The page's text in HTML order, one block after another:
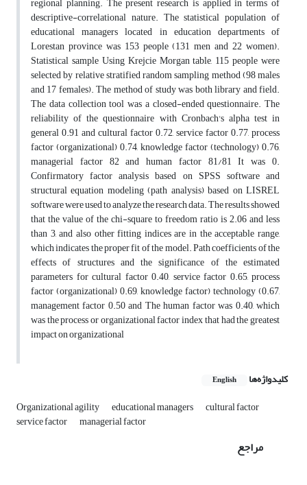
descriptive-correlational nature. The statistical population of
educational managers located in education departments of
Lorestan province was 153 people (131 men and 22 women).
Statistical sample Using Krejcie Morgan table, 115 people were
selected by relative stratified random sampling method (98 males
and 17 females). The method of study was both library and field.
The data collection tool was a closed-ended questionnaire. The
reliability of the questionnaire with Cronbach's alpha test in
general 0.91 and cultural factor 0.72, service factor 0.77, process
factor (organizational) 0.74, knowledge factor (technology) 0.76,
managerial factor 82 and human factor 81/81 It was 0.
Confirmatory factor analysis based on SPSS software and
structural equation modeling (path analysis) based on LISREL
software were used to analyze the research data. The results showed
that the value of the chi-square to freedom ratio is 2.06 and less
than 3, and also other fitting indices are in the acceptable range,
which indicates the proper fit of the model. Path coefficients of the
effects of structures and the significance of the estimated
parameters for cultural factor 0.40, service factor 0.65, process
factor (organizational) 0.69, knowledge factor) technology (0.67,
management factor 0.50 and The human factor was 0.40, which
was the process or organizational factor index that had the greatest
impact on organizational
کلیدواژه‌ها English
Organizational agility educational managers cultural factor
service factor managerial factor
مراجع